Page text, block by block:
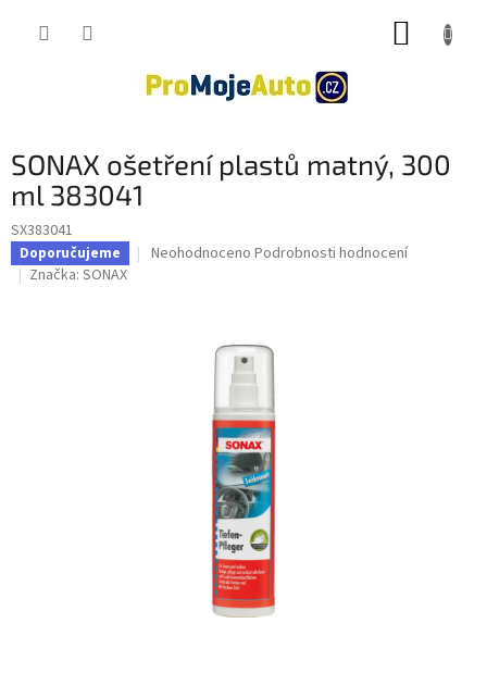
SONAX ošetření plastů matný, 300
ml 383041
SX383041
Doporučujeme
Průměrné
Neohodnoceno Podrobnosti hodnocení
Značka: SONAX